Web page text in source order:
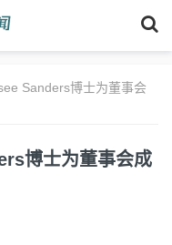
Sanders博士为董事会
博士为董事会成